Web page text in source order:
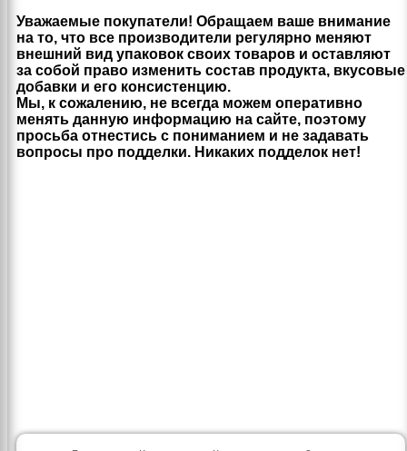
Уважаемые покупатели! Обращаем ваше внимание
на то, что все производители регулярно меняют
внешний вид упаковок своих товаров и оставляют
за собой право изменить состав продукта, вкусовые
добавки и его консистенцию.
Мы, к сожалению, не всегда можем оперативно
менять данную информацию на сайте, поэтому
просьба отнестись с пониманием и не задавать
вопросы про подделки. Никаких подделок нет!